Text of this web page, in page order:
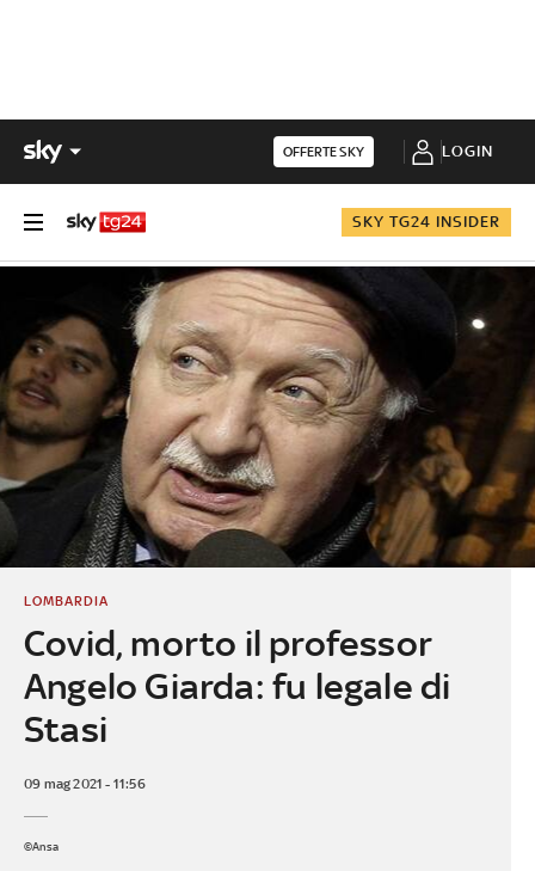
OFFERTE SKY LOGIN
SKY TG24 INSIDER
Covid, morto il professor
Angelo Giarda: fu legale di
Stasi
LOMBARDIA
09 mag 2021 - 11:56
©Ansa